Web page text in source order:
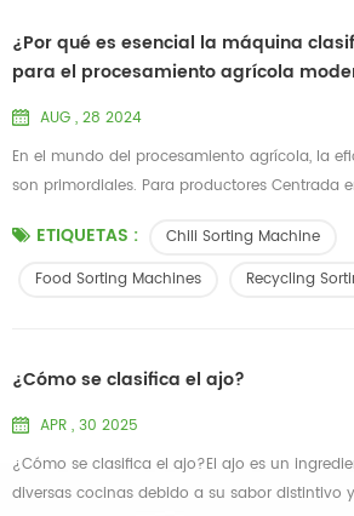
¿Por qué es esencial la máquina
para el procesamiento agrícola
AUG , 28 2024
En el mundo del procesamiento agrícola, la
son primordiales. Para productores Centrada
herramienta indispensable. Pero ¿qué hace
esencial para la agricultura moderna?
ETIQUETAS :
Chili Sorting Machine
Food Sorting Machines
Recycling
¿Cómo se clasifica el ajo?
APR , 30 2025
¿Cómo se clasifica el ajo?El ajo es un
diversas cocinas debido a su sabor distintivo